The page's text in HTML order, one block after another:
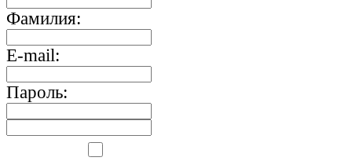
Фамилия:
E-mail:
Пароль: